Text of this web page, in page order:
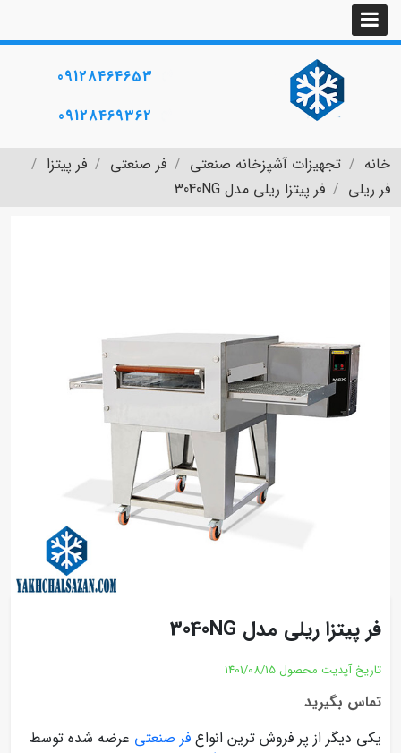
09128464653
09128469362
خانه تجهیزات آشپزخانه صنعتی فر صنعتی
فر پیتزا
فر ریلی
فر پیتزا ریلی مدل 3040NG
فر پیتزا ریلی مدل 3040NG
تاریخ آپدیت محصول 1401/08/15
تماس بگیرید
یکی دیگر از پر فروش ترین انواع فر صنعتی عرضه شده توسط